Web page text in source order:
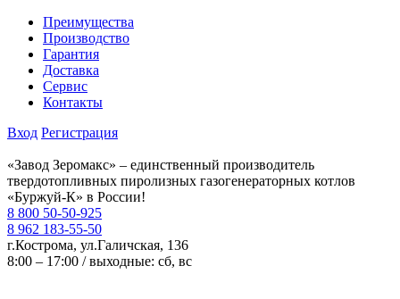
Преимущества
Производство
Гарантия
Доставка
Сервис
Контакты
Вход Регистрация
«Завод Зеромакс» – единственный производитель
твердотопливных пиролизных газогенераторных котлов
«Буржуй-К» в России!
8 800 50-50-925
8 962 183-55-50
г.Кострома, ул.Галичская, 136
8:00 – 17:00 / выходные: сб, вс